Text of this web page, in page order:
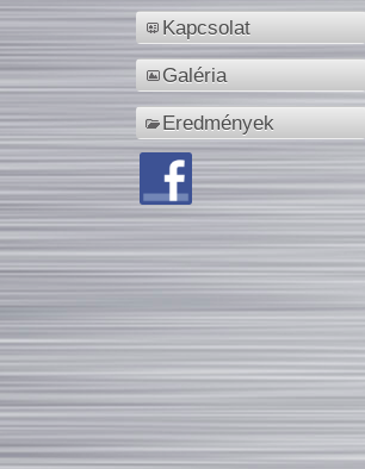
Kapcsolat
Galéria
Eredmények